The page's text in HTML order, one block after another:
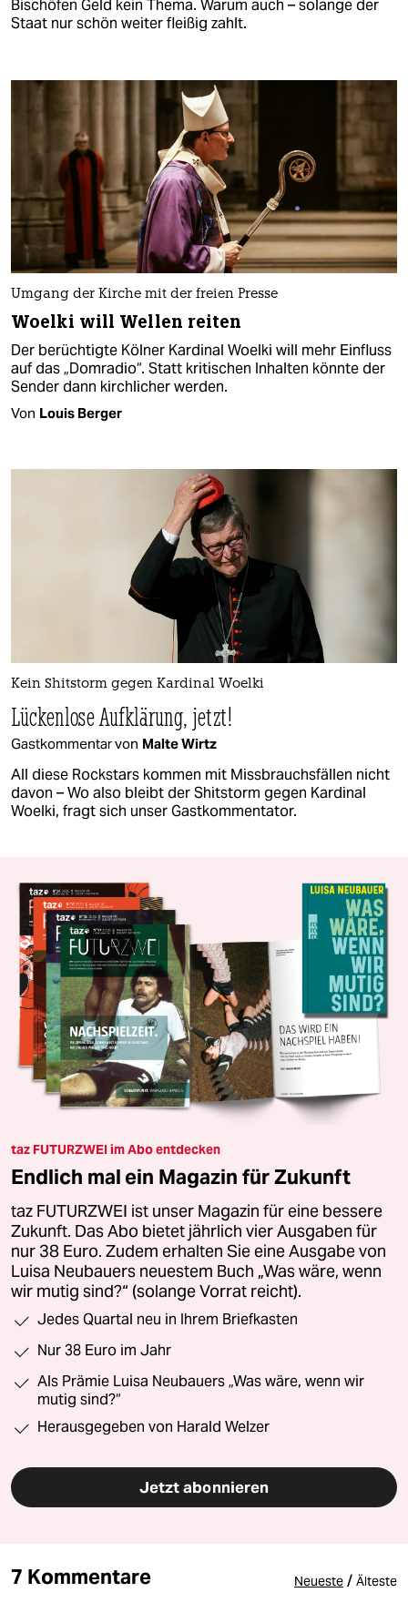
Bischöfen Geld kein Thema. Warum auch – solange der
Staat nur schön weiter fleißig zahlt.
Umgang der Kirche mit der freien Presse
Woelki will Wellen reiten
Der berüchtigte Kölner Kardinal Woelki will mehr Einfluss
auf das „Domradio“. Statt kritischen Inhalten könnte der
Sender dann kirchlicher werden.
Von Louis Berger
Kein Shitstorm gegen Kardinal Woelki
Lückenlose Aufklärung, jetzt!
Gastkommentar von Malte Wirtz
All diese Rockstars kommen mit Missbrauchsfällen nicht
davon – Wo also bleibt der Shitstorm gegen Kardinal
Woelki, fragt sich unser Gastkommentator.
taz FUTURZWEI im Abo entdecken
Endlich mal ein Magazin für Zukunft
taz FUTURZWEI ist unser Magazin für eine bessere
Zukunft. Das Abo bietet jährlich vier Ausgaben für
nur 38 Euro. Zudem erhalten Sie eine Ausgabe von
Luisa Neubauers neuestem Buch „Was wäre, wenn
wir mutig sind?“ (solange Vorrat reicht).
Jedes Quartal neu in Ihrem Briefkasten
Nur 38 Euro im Jahr
Als Prämie Luisa Neubauers „Was wäre, wenn wir
mutig sind?“
Herausgegeben von Harald Welzer
Jetzt abonnieren
7 Kommentare Neueste / Älteste